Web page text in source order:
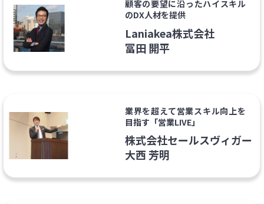
顧客の要望に沿ったハイスキル
のDX人材を提供
Laniakea株式会社
冨田 開平
業界を超えて営業スキル向上を
目指す「営業LIVE」
株式会社セールスヴィガー
大西 芳明